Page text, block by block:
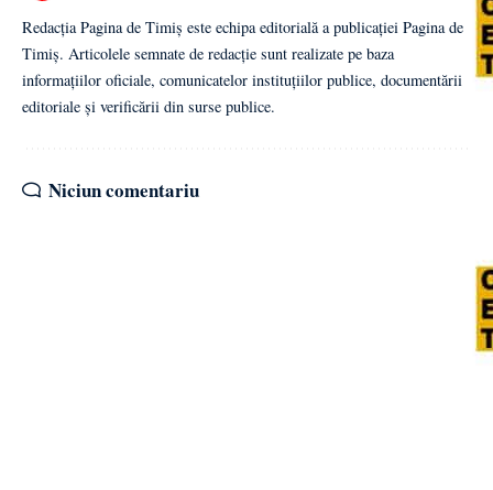
Redacția Pagina de Timiș este echipa editorială a publicației Pagina de
Timiș. Articolele semnate de redacție sunt realizate pe baza
informațiilor oficiale, comunicatelor instituțiilor publice, documentării
editoriale și verificării din surse publice.
Niciun comentariu